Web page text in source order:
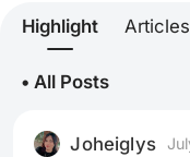
Highlight Articles
• All Posts
Joheiglys